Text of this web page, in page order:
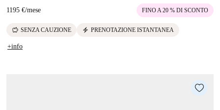
1195 €/mese FINO A 20 % DI SCONTO
savings SENZA CAUZIONE electric_bolt PRENOTAZIONE ISTANTANEA
+info